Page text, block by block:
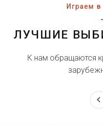
Играем
ЛУЧШИЕ
К нам обращаются